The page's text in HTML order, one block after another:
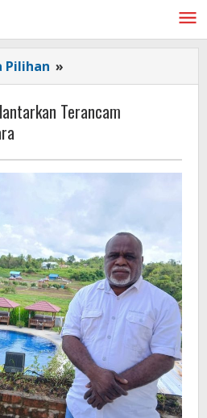
Pilihan »
HGU
yang
Ditelantarkan
Dikembalikan
Terancam